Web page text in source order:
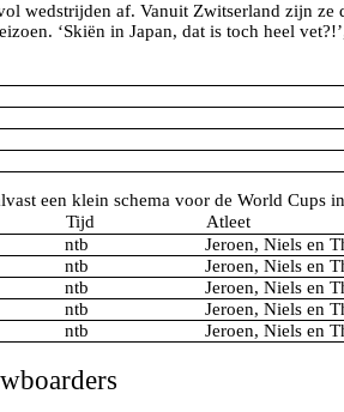
wedstrijden af. Vanuit Zwitserland zijn
‘Skiën in Japan, dat is toch heel
een klein schema voor de World Cups
Tijd
Atleet
ntb
Jeroen, Niels en
ntb
Jeroen, Niels en
ntb
Jeroen, Niels en
ntb
Jeroen, Niels en
ntb Jeroen, Niels en